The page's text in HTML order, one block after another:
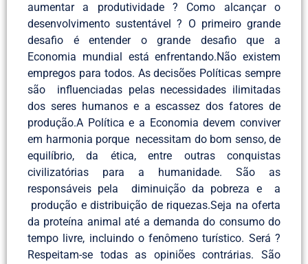
aumentar a produtividade ? Como alcançar o
desenvolvimento sustentável ? O primeiro grande
desafio é entender o grande desafio que a
Economia mundial está enfrentando.Não existem
empregos para todos. As decisões Políticas sempre
são influenciadas pelas necessidades ilimitadas
dos seres humanos e a escassez dos fatores de
produção.A Política e a Economia devem conviver
em harmonia porque necessitam do bom senso, de
equilíbrio, da ética, entre outras conquistas
civilizatórias para a humanidade. São as
responsáveis pela diminuição da pobreza e a
produção e distribuição de riquezas.Seja na oferta
da proteína animal até a demanda do consumo do
tempo livre, incluindo o fenômeno turístico. Será ?
Respeitam-se todas as opiniões contrárias. São